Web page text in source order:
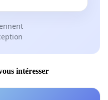
intéresser